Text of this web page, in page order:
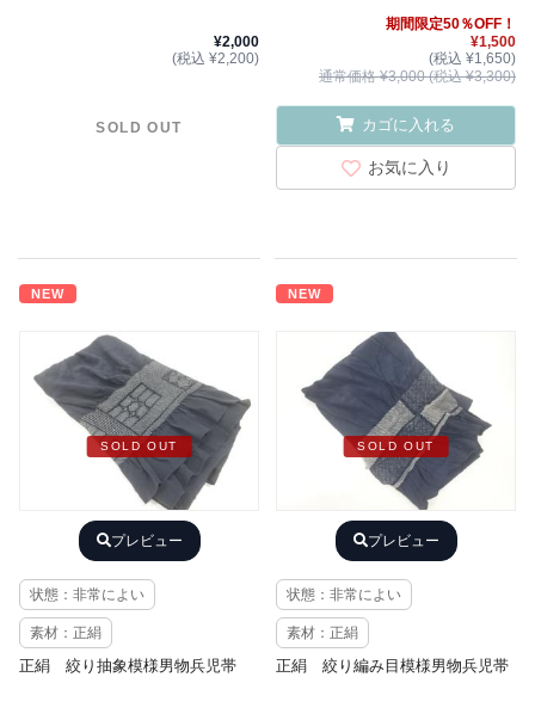
¥2,000
(税込 ¥2,200)
SOLD OUT
期間限定50％OFF！
¥1,500
(税込 ¥1,650)
通常価格 ¥3,000 (税込 ¥3,300)
カゴに入れる
お気に入り
NEW
SOLD OUT
プレビュー
状態：非常によい
素材：正絹
正絹 絞り抽象模様男物兵児帯
NEW
SOLD OUT
プレビュー
状態：非常によい
素材：正絹
正絹 絞り編み目模様男物兵児帯